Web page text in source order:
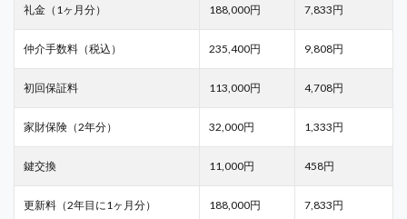
礼金（1ヶ月分） 188,000円 7,833円
仲介手数料（税込） 235,400円 9,808円
初回保証料 113,000円 4,708円
家財保険（2年分） 32,000円 1,333円
鍵交換 11,000円 458円
更新料（2年目に1ヶ月分） 188,000円 7,833円